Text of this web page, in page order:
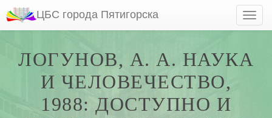
ЦБС города Пятигорска
ЛОГУНОВ, А. А. НАУКА
И ЧЕЛОВЕЧЕСТВО,
1988: ДОСТУПНО И